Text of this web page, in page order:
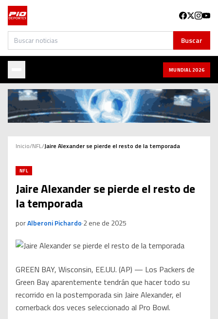
Buscar Buscar
MUNDIAL 2026
Inicio/NFL/Jaire Alexander se pierde el resto de la temporada
NFL
Jaire Alexander se pierde el resto de
la temporada
porAlberoni Pichardo·2 ene de 2025
GREEN BAY, Wisconsin, EE.UU. (AP) — Los Packers de
Green Bay aparentemente tendrán que hacer todo su
recorrido en la postemporada sin Jaire Alexander, el
cornerback dos veces seleccionado al Pro Bowl.